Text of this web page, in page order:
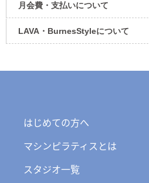
月会費・支払いについて
LAVA・BurnesStyleについて​
はじめての方へ
マシンピラティスとは
スタジオ一覧